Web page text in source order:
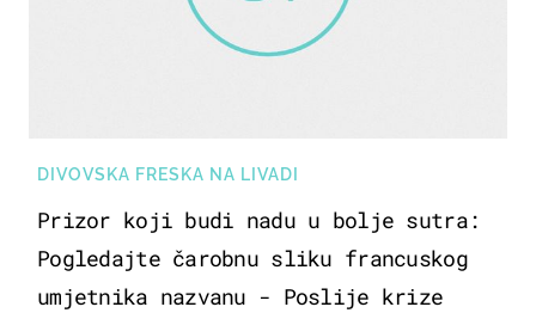
DIVOVSKA FRESKA NA LIVADI
Prizor koji budi nadu u bolje sutra:
Pogledajte čarobnu sliku francuskog
umjetnika nazvanu - Poslije krize